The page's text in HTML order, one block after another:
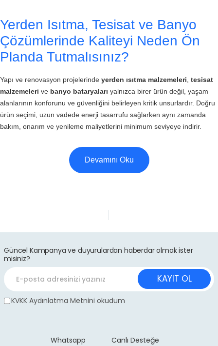
Yerden Isıtma, Tesisat ve Banyo
Çözümlerinde Kaliteyi Neden Ön
Planda Tutmalısınız?
Yapı ve renovasyon projelerinde yerden ısıtma malzemeleri tesisat
malzemeleri ve banyo bataryaları yalnızca birer ürün değil, yaşam
alanlarının konforunu ve güvenliğini belirleyen kritik unsurlardır. Doğru
ürün seçimi, uzun vadede enerji tasarrufu sağlarken aynı zamanda
bakım, onarım ve yenileme maliyetlerini minimum seviyeye indirir.
Devamını Oku
Güncel Kampanya ve duyurulardan haberdar olmak ister
misiniz?
KAYIT OL
KVKK Aydınlatma Metnini okudum
Whatsapp Canlı Desteğe